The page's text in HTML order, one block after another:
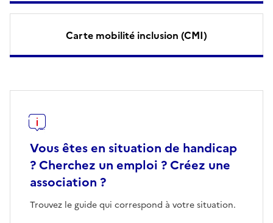
Carte mobilité inclusion (CMI)
Vous êtes en situation de handicap
? Cherchez un emploi ? Créez une
association ?
Trouvez le guide qui correspond à votre situation.